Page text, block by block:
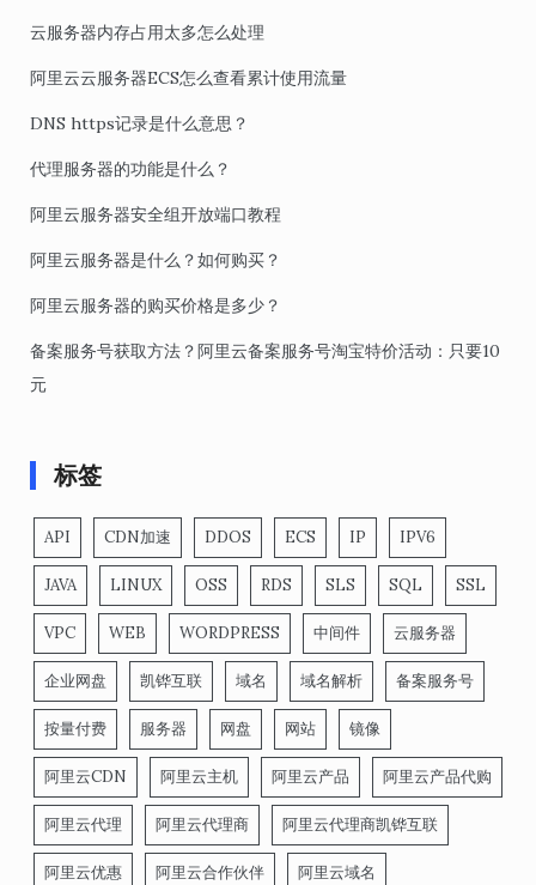
云服务器内存占用太多怎么处理
阿里云云服务器ECS怎么查看累计使用流量
DNS https记录是什么意思？
代理服务器的功能是什么？
阿里云服务器安全组开放端口教程
阿里云服务器是什么？如何购买？
阿里云服务器的购买价格是多少？
备案服务号获取方法？阿里云备案服务号淘宝特价活动：只要10
元
标签
API CDN加速 DDOS ECS IP IPV6
JAVA LINUX OSS RDS SLS SQL SSL
VPC WEB WORDPRESS 中间件 云服务器
企业网盘 凯铧互联 域名 域名解析 备案服务号
按量付费 服务器 网盘 网站 镜像
阿里云CDN 阿里云主机 阿里云产品 阿里云产品代购
阿里云代理 阿里云代理商 阿里云代理商凯铧互联
阿里云优惠 阿里云合作伙伴 阿里云域名